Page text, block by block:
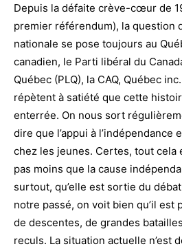
Depuis la défaite crève-cœur de
premier référendum), la question
nationale se pose toujours au
canadien, le Parti libéral du
Québec (PLQ), la CAQ, Québec
répètent à satiété que cette
enterrée. On nous sort
dire que l’appui à l’indépendance
chez les jeunes. Certes, tout cela
pas moins que la cause
surtout, qu’elle est sortie du
notre passé, on voit bien qu’il est
de descentes, de grandes
reculs. La situation actuelle n’est